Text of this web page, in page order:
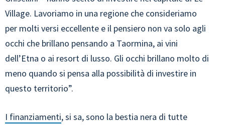
Village. Lavoriamo in una regione che consideriamo
per molti versi eccellente e il pensiero non va solo agli
occhi che brillano pensando a Taormina, ai vini
dell’Etna o ai resort di lusso. Gli occhi brillano molto di
meno quando si pensa alla possibilità di investire in
questo territorio”.
I finanziamenti, si sa, sono la bestia nera di tutte